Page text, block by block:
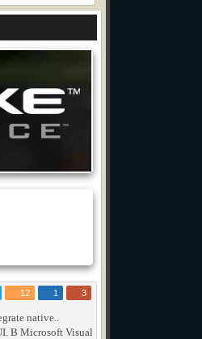
12 1 3
native..
В Microsoft Visual